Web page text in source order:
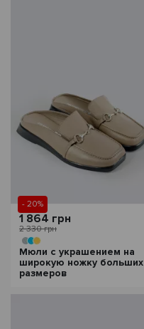
- 20%
1 864 грн
2 330 грн
Мюли с украшением на
широкую ножку больших
размеров